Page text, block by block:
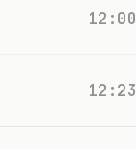
12:00
12:23